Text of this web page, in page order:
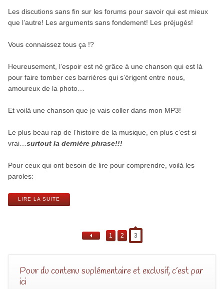
Les discutions sans fin sur les forums pour savoir qui est mieux
que l’autre! Les arguments sans fondement! Les préjugés!
Vous connaissez tous ça !?
Heureusement, l’espoir est né grâce à une chanson qui est là
pour faire tomber ces barrières qui s’érigent entre nous,
amoureux de la photo…
Et voilà une chanson que je vais coller dans mon MP3!
Le plus beau rap de l’histoire de la musique, en plus c’est si
vrai… surtout la dernière phrase!!!
Pour ceux qui ont besoin de lire pour comprendre, voilà les
paroles:
LIRE LA SUITE
1 2 3
Pour du contenu suplémentaire et exclusif, c’est par
ici